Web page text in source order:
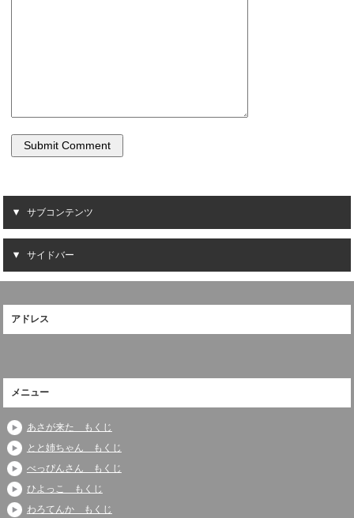
サブコンテンツ
サイドバー
アドレス
メニュー
あさが来た もくじ
とと姉ちゃん もくじ
べっぴんさん もくじ
ひよっこ もくじ
わろてんか もくじ